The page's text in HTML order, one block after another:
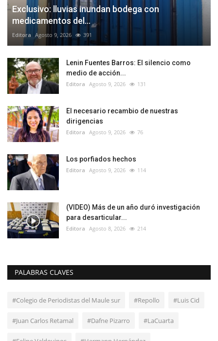
Exclusivo: lluvias inundan bodega con
medicamentos del...
Editora Agosto 9, 2026 391
Lenin Fuentes Barros: El silencio como
medio de acción...
Editora Agosto 9, 2026 131
El necesario recambio de nuestras
dirigencias
Editora Agosto 9, 2026 76
Los porfiados hechos
Editora Agosto 9, 2026 114
(VIDEO) Más de un año duró investigación
para desarticular...
Editora Agosto 8, 2026 214
PALABRAS CLAVES
#Colegio de Periodistas del Maule sur #Repollo #Luis Cid
#Juan Carlos Retamal #Dafne Pizarro #LaCuarta